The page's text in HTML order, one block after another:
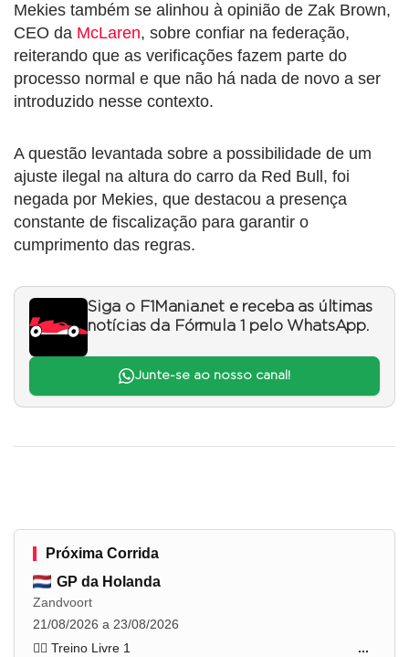
Mekies também se alinhou à opinião de Zak Brown,
CEO da McLaren, sobre confiar na federação,
reiterando que as verificações fazem parte do
processo normal e que não há nada de novo a ser
introduzido nesse contexto.
A questão levantada sobre a possibilidade de um
ajuste ilegal na altura do carro da Red Bull, foi
negada por Mekies, que destacou a presença
constante de fiscalização para garantir o
cumprimento das regras.
Siga o F1Mania.net e receba as últimas
notícias da Fórmula 1 pelo WhatsApp.
Junte-se ao nosso canal!
Próxima Corrida
GP da Holanda
Zandvoort
21/08/2026 a 23/08/2026
🏋️‍♂️ Treino Livre 1
...